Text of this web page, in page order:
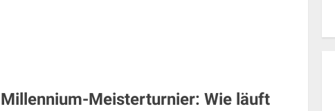
Millennium-Meisterturnier: Wie läuft